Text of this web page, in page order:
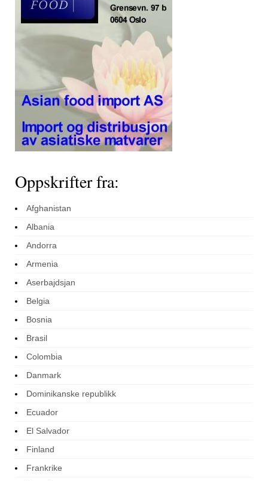
Oppskrifter fra:
Afghanistan
Albania
Andorra
Armenia
Aserbajdsjan
Belgia
Bosnia
Brasil
Colombia
Danmark
Dominikanske republikk
Ecuador
El Salvador
Finland
Frankrike